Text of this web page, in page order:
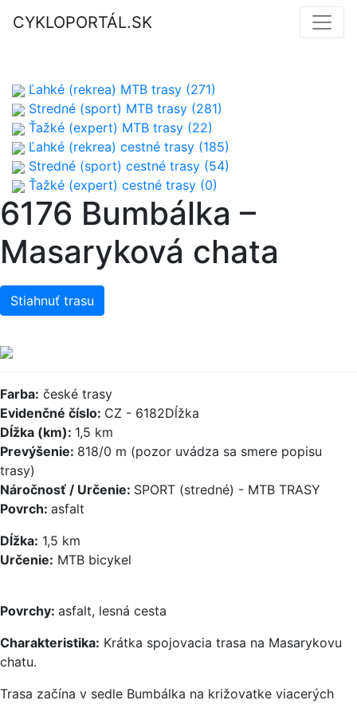
CYKLOPORTÁL.SK
Ľahké (rekrea) MTB trasy (271)
Stredné (sport) MTB trasy (281)
Ťažké (expert) MTB trasy (22)
Ľahké (rekrea) cestné trasy (185)
Stredné (sport) cestné trasy (54)
Ťažké (expert) cestné trasy (0)
6176 Bumbálka –
Masaryková chata
Stiahnuť trasu
Farba: české trasy
Evidenčné číslo: CZ - 6182Dĺžka
Dĺžka (km): 1,5 km
Prevýšenie: 818/0 m (pozor uvádza sa smere popisu
trasy)
Náročnosť / Určenie: SPORT (stredné) - MTB TRASY
Povrch: asfalt
Dĺžka: 1,5 km
Určenie: MTB bicykel
Povrchy: asfalt, lesná cesta
Charakteristika: Krátka spojovacia trasa na Masarykovu
chatu.
Trasa začína v sedle Bumbálka na križovatke viacerých